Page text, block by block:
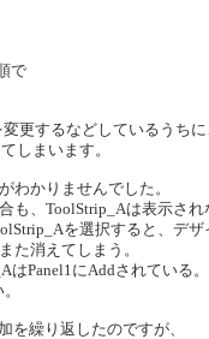
で
更するなどしているうちに
しまいます。
わかりませんでした。
も、ToolStrip_Aは表示され
を選択すると、デザ
た消えてしまう。
はPanel1にAddされている。
繰り返したのですが、